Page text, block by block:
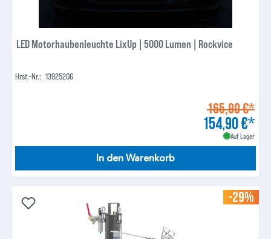
LED Motorhaubenleuchte LixUp | 5000 Lumen | Rockvice
Hrst.-Nr.: 13925206
165,90 €*
154,90 €*
Auf Lager
In den Warenkorb
-29%